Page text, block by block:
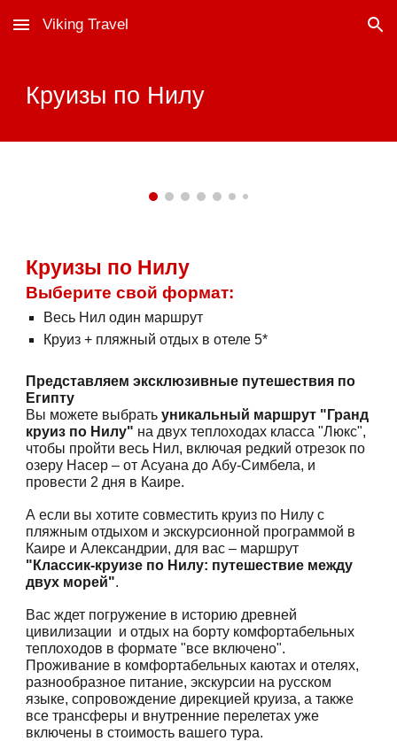
Skip to main content Skip to navigation
Viking Travel
Круизы по Нилу
Круизы по Нилу
Выберите свой формат:
Весь Нил один маршрут
Круиз + пляжный отдых в отеле 5*
Представляем эксклюзивные путешествия по
Египту
Вы можете выбратьуникальный маршрут "Гранд
круиз по Нилу" на двух теплоходах класса "Люкс",
чтобы пройти весь Нил, включая редкий отрезок по
озеру Насер – от Асуана до Абу-Симбела, и
провести 2 дня в Каире.
А если вы хотите совместить круиз по Нилу с
пляжным отдыхом и экскурсионной программой в
Каире и Александрии, для вас – маршрут
"Классик-круизе по Нилу: путешествие между
двух морей".
Вас ждет погружение в историю древней
цивилизации и отдых на борту комфортабельных
теплоходов в формате "все включено".
Проживание в комфортабельных каютах и отелях,
разнообразное питание, экскурсии на русском
языке, сопровождение дирекцией круиза, а также
все трансферы и внутренние перелетах уже
включены в стоимость вашего тура.